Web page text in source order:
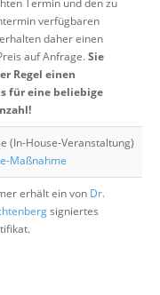
Termin und den zu
verfügbaren
daher einen
auf Anfrage.Sie
Regel einen
für eine beliebige
(In-House-Veranstaltung)
Maßnahme
erhält ein von Dr.
signiertes